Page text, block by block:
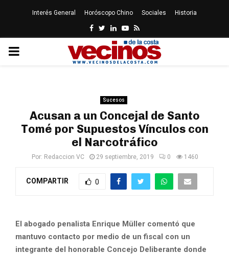
Interés General Horóscopo Chino Sociales Historia
Facebook
Twitter
LinkedinYoutube
Rss
PRIMARY
Sucesos
Acusan a un Concejal de Santo
Tomé por Supuestos Vínculos con
el Narcotráfico
Por: Redaccion VC 29 septiembre, 2019 0 1460
COMPARTIR 0
El abogado penalista Enrique Müller comentó que
mantuvo contacto por medio de un fiscal con un
integrante del honorable Concejo Deliberante donde